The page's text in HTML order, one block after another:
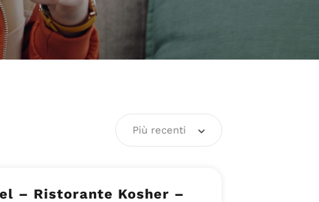
Più recenti
– Ristorante Kosher –